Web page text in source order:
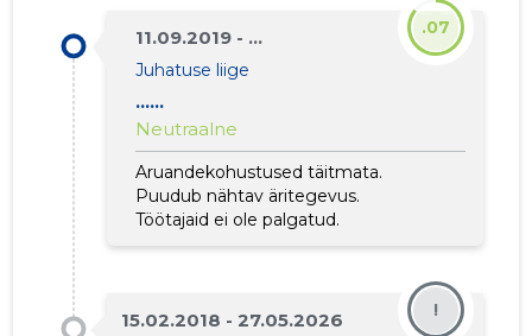
11.09.2019 - ...
Juhatuse liige
......
Neutraalne
Aruandekohustused täitmata.
Puudub nähtav äritegevus.
Töötajaid ei ole palgatud.
.07
15.02.2018 - 27.05.2026 !